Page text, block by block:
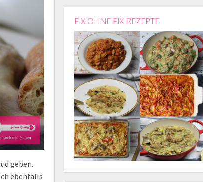
geben.
ebenfalls
FIX OHNE FIX REZEPTE